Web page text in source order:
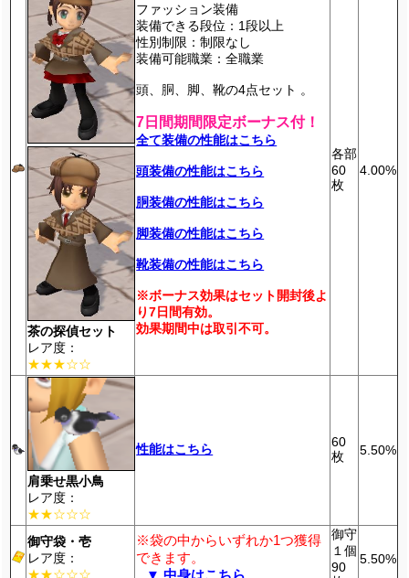
茶の探偵セット
レア度：
★★★☆☆
ファッション装備
装備できる段位：1段以上
性別制限：制限なし
装備可能職業：全職業
頭、胴、脚、靴の4点セット 。
7日間期間限定ボーナス付！
全て装備の性能はこちら
頭装備の性能はこちら
胴装備の性能はこちら
脚装備の性能はこちら
靴装備の性能はこちら
※ボーナス効果はセット開封後よ
り7日間有効。
効果期間中は取引不可。
各部
60
枚
4.00%
肩乗せ黒小鳥
レア度：
★★☆☆☆
性能はこちら
60
枚
5.50%
御守袋・壱
レア度：
★★☆☆☆
※袋の中からいずれか1つ獲得
できます。
▼ 中身はこちら
御守
１個
90
5.50%